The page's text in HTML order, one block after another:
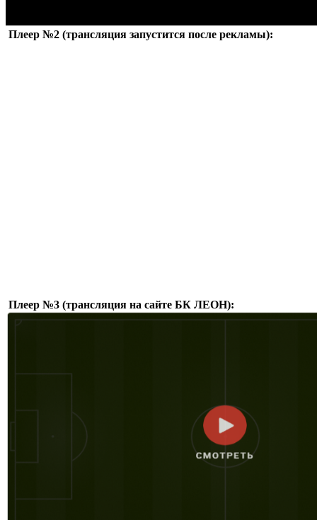
Плеер №2 (трансляция запустится после рекламы):
Плеер №3 (трансляция на сайте БК ЛЕОН):